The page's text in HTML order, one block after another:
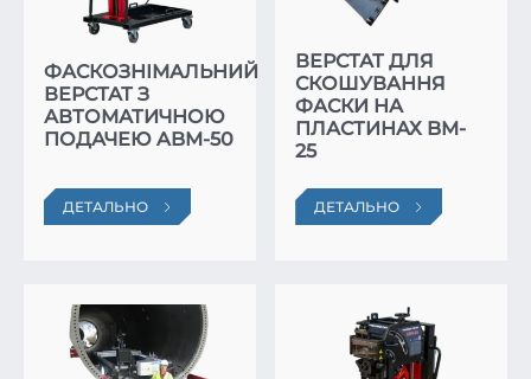
ФАСКОЗНІМАЛЬНИЙ
ВЕРСТАТ З
АВТОМАТИЧНОЮ
ПОДАЧЕЮ ABM-50
ДЕТАЛЬНО
ВЕРСТАТ ДЛЯ
СКОШУВАННЯ
ФАСКИ НА
ПЛАСТИНАХ BM-
25
ДЕТАЛЬНО